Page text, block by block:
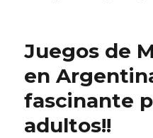
Juegos de
en
fascinante
adultos!!